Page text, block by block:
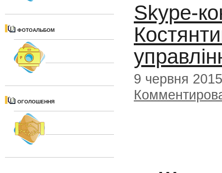
ФОТОАЛЬБОМ
ОГОЛОШЕННЯ
Skype-
9 червня 2015